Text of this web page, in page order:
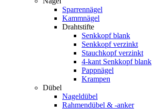
Sparrennägel
Kammnägel
Drahtstifte
Senkkopf blank
Senkkopf verzinkt
Stauchkopf verzinkt
4-kant Senkkopf blank
Pappnägel
Krampen
Dübel
Nageldübel
Rahmendübel & -anker